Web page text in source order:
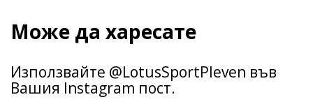
Може да харесате
Използвайте @LotusSportPleven във
Вашия Instagram пост.